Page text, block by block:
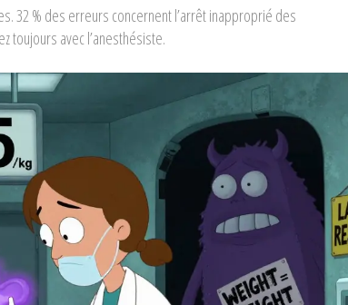
32 % des erreurs concernent l’arrêt inapproprié des
toujours avec l’anesthésiste.